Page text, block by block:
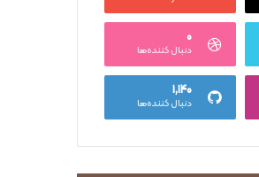
۰
دنبال کننده‌ها
۱,۱۴۰
دنبال کننده‌ها